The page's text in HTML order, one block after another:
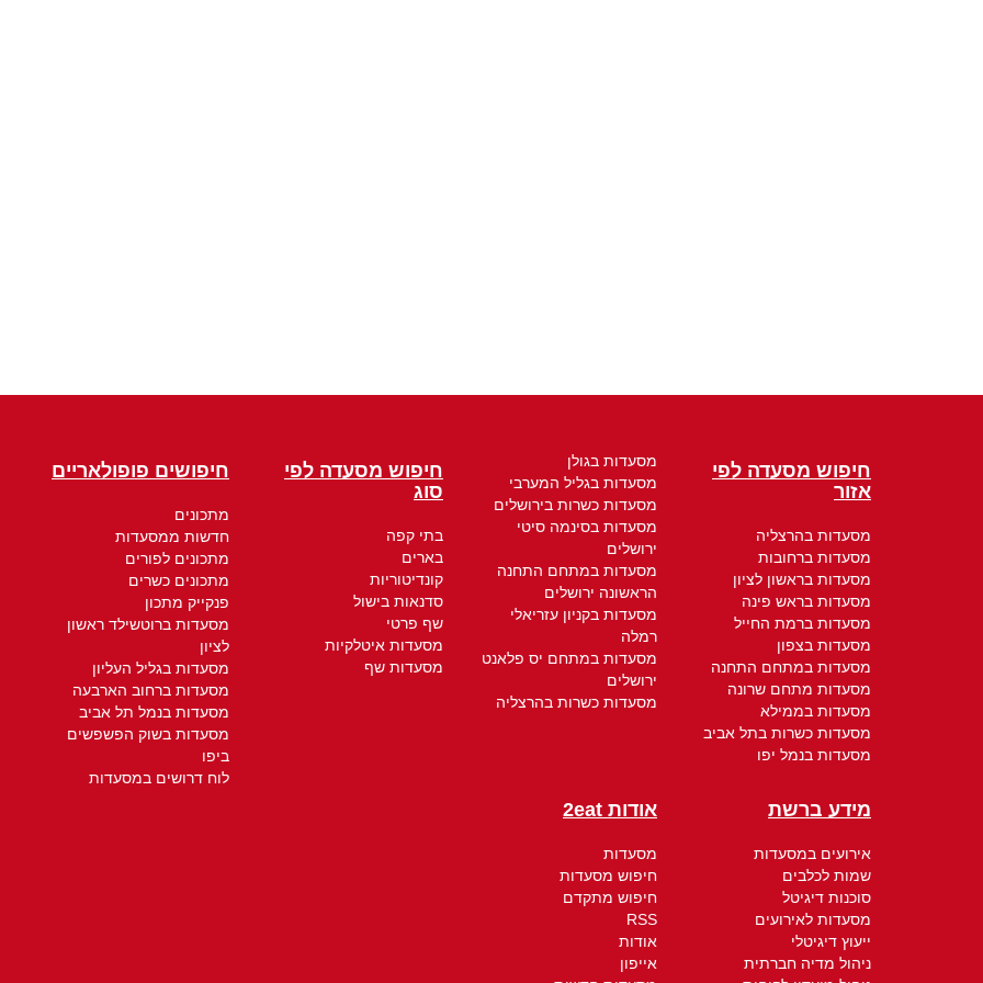
חיפוש מסעדה לפי
אזור
מסעדות בהרצליה
מסעדות ברחובות
מסעדות בראשון לציון
מסעדות בראש פינה
מסעדות ברמת החייל
מסעדות בצפון
מסעדות במתחם התחנה
מסעדות מתחם שרונה
מסעדות בממילא
מסעדות כשרות בתל אביב
מסעדות בנמל יפו
מסעדות בגולן
מסעדות בגליל המערבי
מסעדות כשרות בירושלים
מסעדות בסינמה סיטי
ירושלים
מסעדות במתחם התחנה
הראשונה ירושלים
מסעדות בקניון עזריאלי
רמלה
מסעדות במתחם יס פלאנט
ירושלים
מסעדות כשרות בהרצליה
חיפוש מסעדה לפי
סוג
בתי קפה
בארים
קונדיטוריות
סדנאות בישול
שף פרטי
מסעדות איטלקיות
מסעדות שף
חיפושים פופולאריים
מתכונים
חדשות ממסעדות
מתכונים לפורים
מתכונים כשרים
פנקייק מתכון
מסעדות ברוטשילד ראשון
לציון
מסעדות בגליל העליון
מסעדות ברחוב הארבעה
מסעדות בנמל תל אביב
מסעדות בשוק הפשפשים
ביפו
לוח דרושים במסעדות
מידע ברשת
אירועים במסעדות
שמות לכלבים
סוכנות דיגיטל
מסעדות לאירועים
ייעוץ דיגיטלי
ניהול מדיה חברתית
אודות 2eat
מסעדות
חיפוש מסעדות
חיפוש מתקדם
RSS
אודות
אייפון